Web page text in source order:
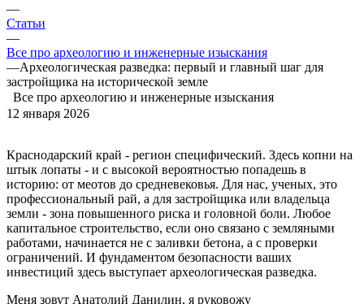
—
Статьи
—
Все про археологию и инженерные изыскания
—Археологическая разведка: первый и главный шаг для
застройщика на исторической земле
Все про археологию и инженерные изыскания
12 января 2026
Краснодарский край - регион специфический. Здесь копни на
штык лопаты - и с высокой вероятностью попадешь в
историю: от меотов до средневековья. Для нас, ученых, это
профессиональный рай, а для застройщика или владельца
земли - зона повышенного риска и головной боли. Любое
капитальное строительство, если оно связано с земляными
работами, начинается не с заливки бетона, а с проверки
ограничений. И фундаментом безопасности ваших
инвестиций здесь выступает археологическая разведка.
Меня зовут Анатолий Данилин, я руковожу